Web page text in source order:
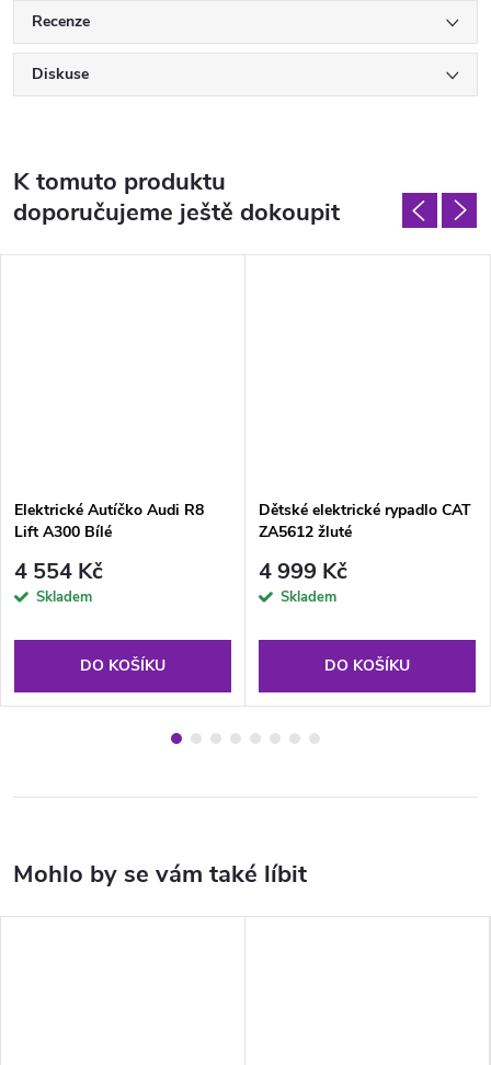
Recenze
Diskuse
K tomuto produktu
doporučujeme ještě dokoupit
Elektrické Autíčko Audi R8
Lift A300 Bílé
4 554 Kč
Skladem
DO KOŠÍKU
Dětské elektrické rypadlo CAT
ZA5612 žluté
4 999 Kč
Skladem
DO KOŠÍKU